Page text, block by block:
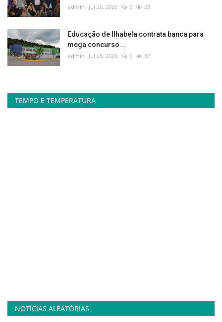
admin Jul 26, 2026 0 33
Educação de Ilhabela contrata banca para
mega concurso...
admin Jul 26, 2026 0 37
TEMPO E TEMPERATURA
NOTÍCIAS ALEATÓRIAS